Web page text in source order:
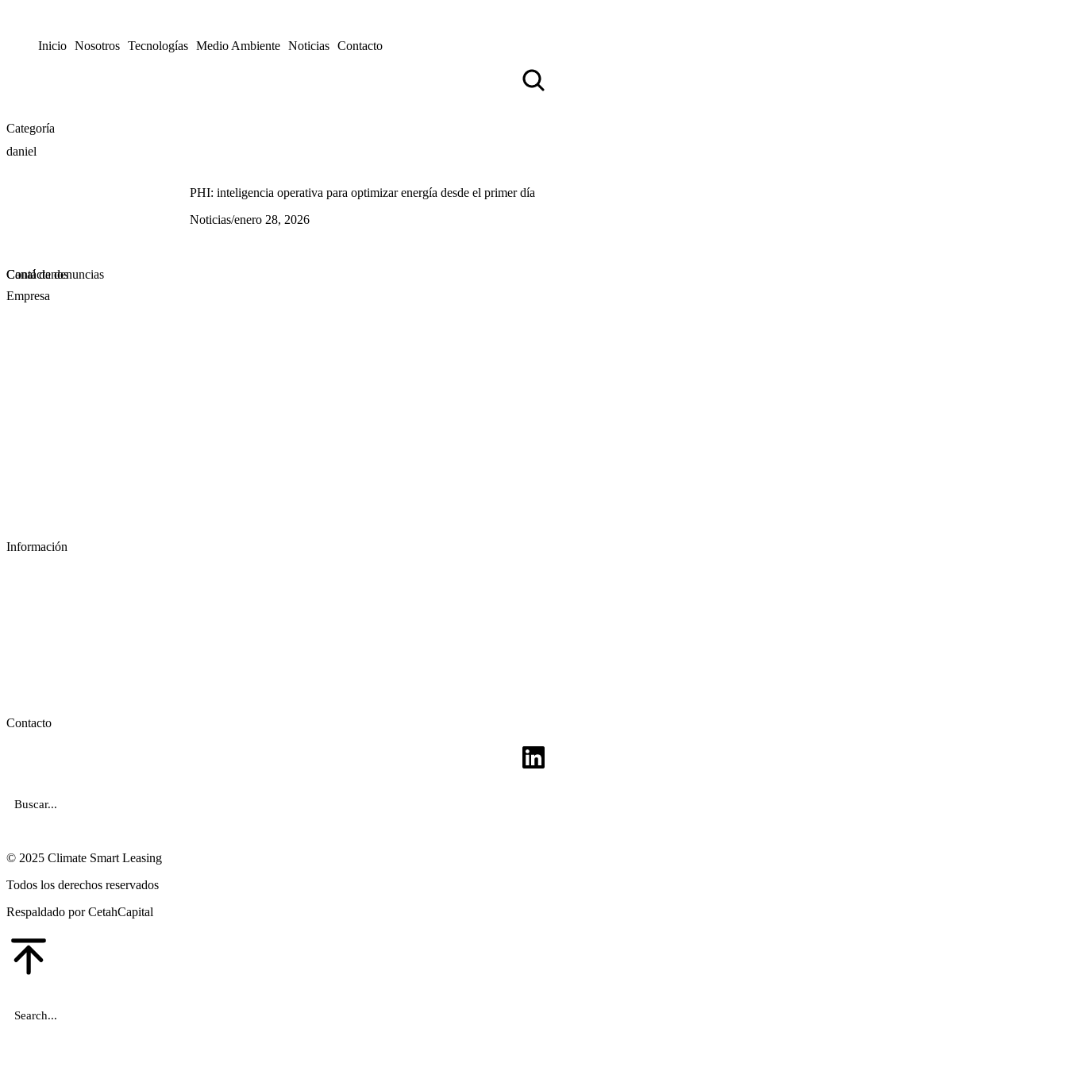
Inicio Nosotros Tecnologías Medio Ambiente Noticias Contacto
Categoría
daniel
PHI: inteligencia operativa para optimizar energía desde el primer día
Noticias/enero 28, 2026
Contáctanos
Canal de denuncias
Empresa
Información
Contacto
© 2025 Climate Smart Leasing
Todos los derechos reservados
Respaldado porCetahCapital